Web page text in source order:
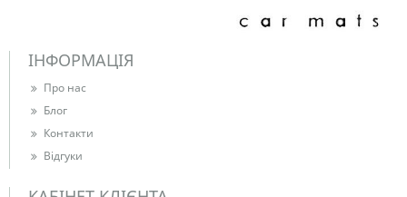
ІНФОРМАЦІЯ
Про нас
Блог
Контакти
Відгуки